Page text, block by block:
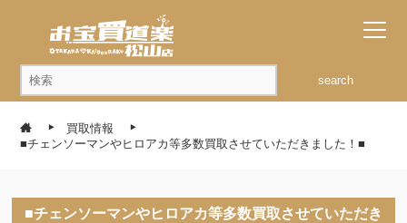
search
買取情報
■チェンソーマンやヒロアカ等多数買取させていただきました！■
■チェンソーマンやヒロアカ等多数買取させていただき